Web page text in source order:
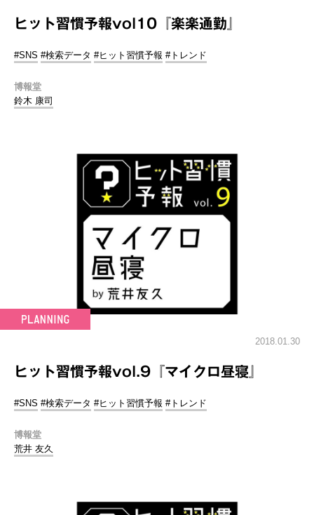
ヒット習慣予報vol10『楽楽通勤』
#SNS #検索データ #ヒット習慣予報 #トレンド
博報堂
鈴木 康司
2018.01.30
ヒット習慣予報vol.9『マイクロ昼寝』
#SNS #検索データ #ヒット習慣予報 #トレンド
博報堂
荒井 友久